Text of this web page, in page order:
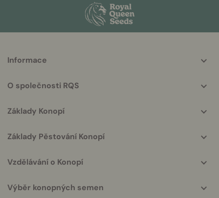
helpful
Informace
O společnosti RQS
Základy Konopí
Základy Pěstování Konopí
Vzdělávání o Konopí
Výběr konopných semen